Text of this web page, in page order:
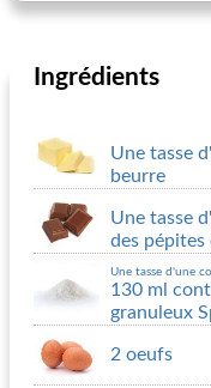
Ingrédients
Une tasse
beurre
Une tasse
des
Une tasse d'une
130 ml
granuleux
2 oeufs